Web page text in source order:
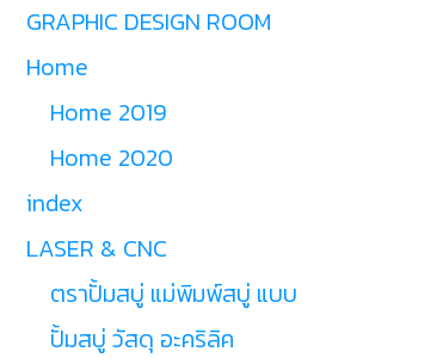
GRAPHIC DESIGN ROOM
Home
Home 2019
Home 2020
index
LASER & CNC
ตราปั้มสบู่ แม่พิมพ์สบู่ แบบ
ปั้มสบู่ วัสดุ อะคริลิค